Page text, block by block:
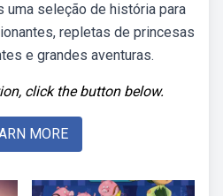
uma seleção de história para
repletas de princesas
e grandes aventuras.
click the button below.
MORE